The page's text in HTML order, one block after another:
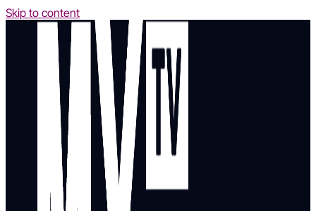
Skip to content